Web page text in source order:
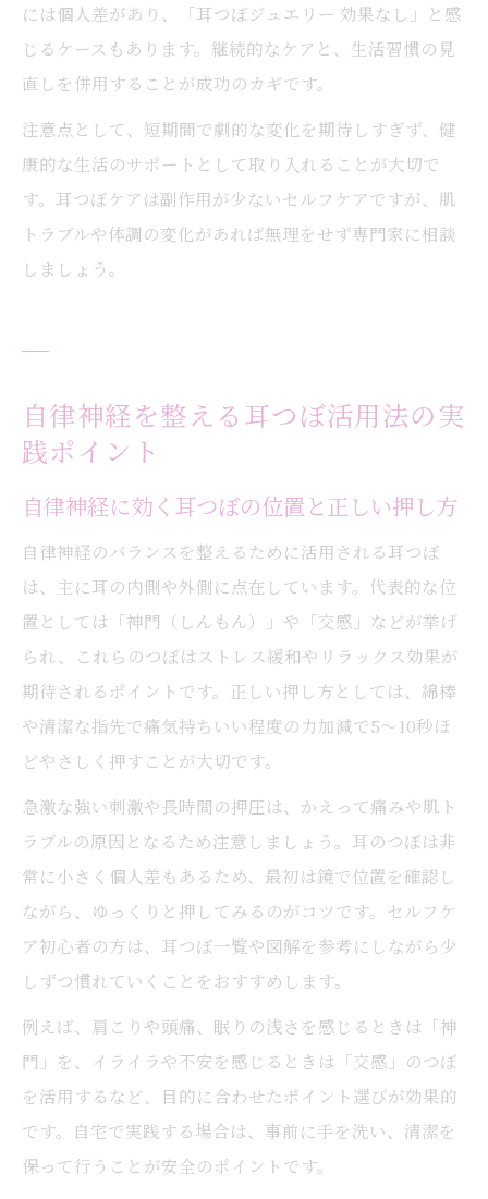
には個人差があり、「耳つぼジュエリー 効果なし」と感
じるケースもあります。継続的なケアと、生活習慣の見
直しを併用することが成功のカギです。
注意点として、短期間で劇的な変化を期待しすぎず、健
康的な生活のサポートとして取り入れることが大切で
す。耳つぼケアは副作用が少ないセルフケアですが、肌
トラブルや体調の変化があれば無理をせず専門家に相談
しましょう。
自律神経を整える耳つぼ活用法の実
践ポイント
自律神経に効く耳つぼの位置と正しい押し方
自律神経のバランスを整えるために活用される耳つぼ
は、主に耳の内側や外側に点在しています。代表的な位
置としては「神門（しんもん）」や「交感」などが挙げ
られ、これらのつぼはストレス緩和やリラックス効果が
期待されるポイントです。正しい押し方としては、綿棒
や清潔な指先で痛気持ちいい程度の力加減で5～10秒ほ
どやさしく押すことが大切です。
急激な強い刺激や長時間の押圧は、かえって痛みや肌ト
ラブルの原因となるため注意しましょう。耳のつぼは非
常に小さく個人差もあるため、最初は鏡で位置を確認し
ながら、ゆっくりと押してみるのがコツです。セルフケ
ア初心者の方は、耳つぼ一覧や図解を参考にしながら少
しずつ慣れていくことをおすすめします。
例えば、肩こりや頭痛、眠りの浅さを感じるときは「神
門」を、イライラや不安を感じるときは「交感」のつぼ
を活用するなど、目的に合わせたポイント選びが効果的
です。自宅で実践する場合は、事前に手を洗い、清潔を
保って行うことが安全のポイントです。